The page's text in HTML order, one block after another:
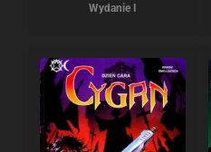
Wydanie I